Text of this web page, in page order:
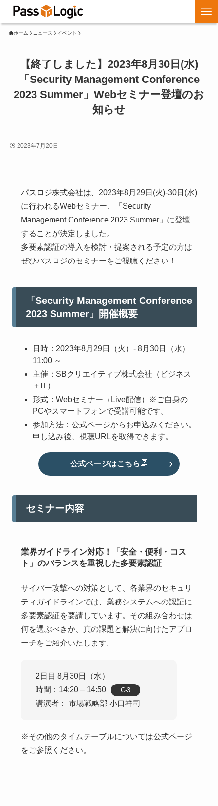
ホーム ニュース イベント
【終了しました】2023年8月30日(水)
「Security Management Conference
2023 Summer」Webセミナー登壇のお
知らせ
2023年7月20日
パスロジ株式会社は、2023年8月29日(火)-30日(水)
に行われるWebセミナー、「Security
Management Conference 2023 Summer」に登壇
することが決定しました。
多要素認証の導入を検討・提案される予定の方は
ぜひパスロジのセミナーをご視聴ください！
「Security Management Conference
2023 Summer」開催概要
日時： 2023年8月29日（火）- 8月30日（水）
11:00 ～
主催： SBクリエイティブ株式会社（ビジネス
＋IT）
形式： Webセミナー（Live配信）
※ご自身の
PCやスマートフォンで受講可能です。
参加方法： 公式ページからお申込みください。
申し込み後、視聴URLを取得できます。
公式ページはこちら
セミナー内容
業界ガイドライン対応！「安全・便利・コス
ト」のバランスを重視した多要素認証
サイバー攻撃への対策として、各業界のセキュリ
ティガイドラインでは、業務システムへの認証に
多要素認証を要請しています。その組み合わせは
何を選ぶべきか、真の課題と解決に向けたアプロ
ーチをご紹介いたします。
2日目 8月30日（水）
時間：14:20 – 14:50
C-3
講演者： 市場戦略部 小口祥司
※その他のタイムテーブルについては公式ページ
をご参照ください。